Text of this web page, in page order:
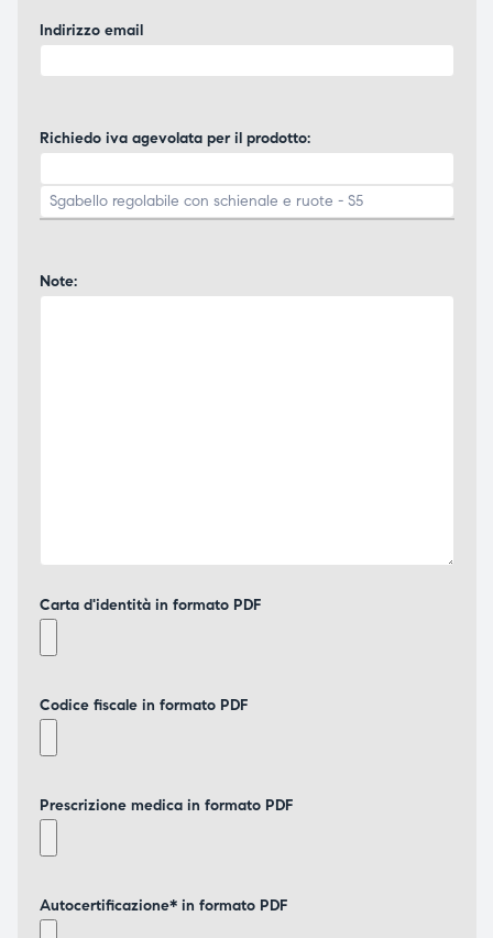
Indirizzo email
Richiedo iva agevolata per il prodotto:
Note:
Carta d'identità in formato PDF
Codice fiscale in formato PDF
Prescrizione medica in formato PDF
Autocertificazione* in formato PDF